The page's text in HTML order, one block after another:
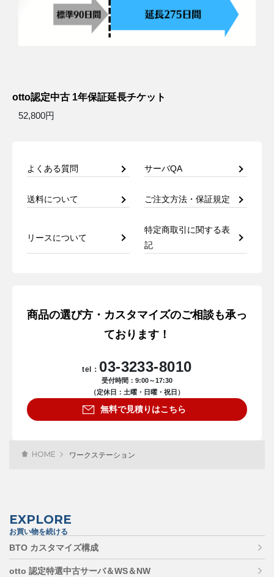
otto認定中古 1年保証延長チケット
52,800円
よくある質問 サーバQA
送料について ご注文方法・保証規定
リースについて
特定商取引に関する表
記
商品の選び方・カスタマイズのご相談も承っ
ております！
tel： 03-3233-8010
受付時間：9:00～17:30
（定休日：土曜・日曜・祝日）
無料で見積りはこちら
HOME ワークステーション
EXPLORE
お買い物を続ける
BTO カスタマイズ構成
otto 認定特選中古サーバ＆WS＆NW